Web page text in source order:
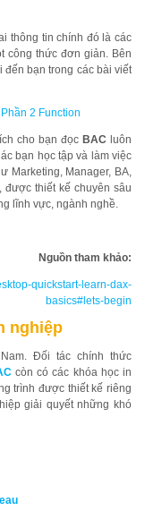
thông tin chính đó là các
công thức đơn giản. Bên
đến bạn trong các bài viết
2 Function
cho bạn đọc BAC luôn
bạn học tập và làm việc
Marketing, Manager, BA,
, được thiết kế chuyên sâu
lĩnh vực, ngành nghề.
Nguồn tham khảo:
quickstart-learn-dax-
basics#lets-begin
nghiệp
Đối tác chính thức
còn có các khóa học in
trình được thiết kế riêng
giải quyết những khó